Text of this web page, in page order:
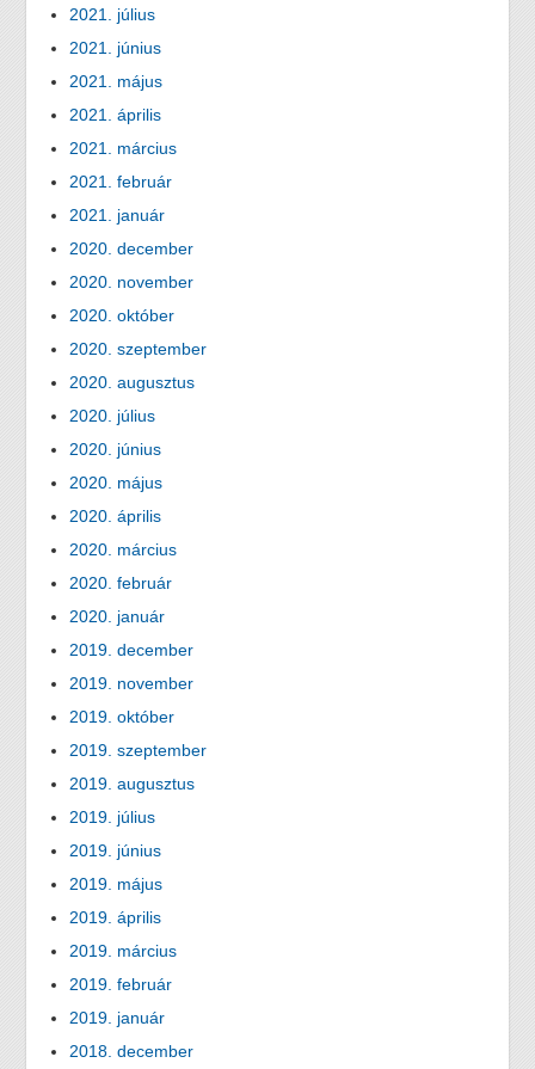
2021. július
2021. június
2021. május
2021. április
2021. március
2021. február
2021. január
2020. december
2020. november
2020. október
2020. szeptember
2020. augusztus
2020. július
2020. június
2020. május
2020. április
2020. március
2020. február
2020. január
2019. december
2019. november
2019. október
2019. szeptember
2019. augusztus
2019. július
2019. június
2019. május
2019. április
2019. március
2019. február
2019. január
2018. december